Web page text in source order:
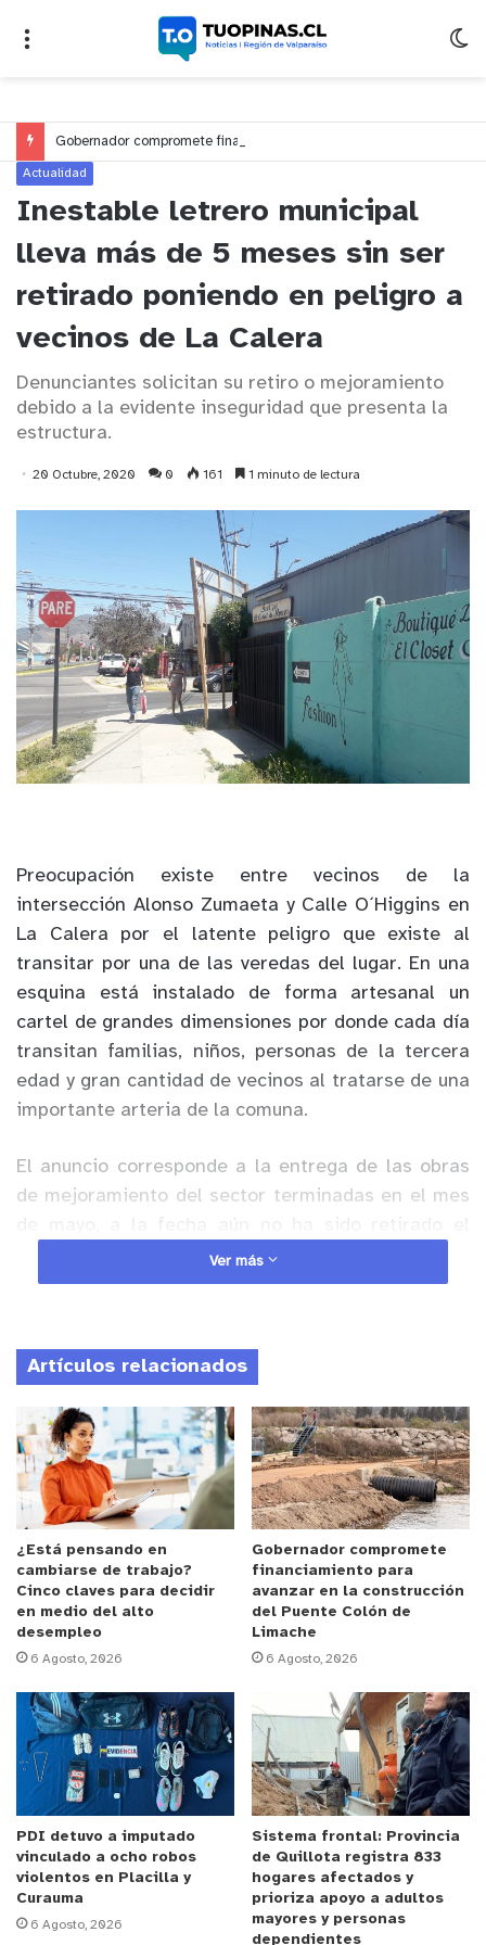
Actualidad
Inestable letrero municipal
lleva más de 5 meses sin ser
retirado poniendo en peligro a
vecinos de La Calera
Denunciantes solicitan su retiro o mejoramiento
debido a la evidente inseguridad que presenta la
estructura.
20 Octubre, 2020 0 161 1 minuto de lectura
Preocupación existe entre vecinos de la
intersección Alonso Zumaeta y Calle O´Higgins en
La Calera por el latente peligro que existe al
transitar por una de las veredas del lugar. En una
esquina está instalado de forma artesanal un
cartel de grandes dimensiones por donde cada día
transitan familias, niños, personas de la tercera
edad y gran cantidad de vecinos al tratarse de una
importante arteria de la comuna.
El anuncio corresponde a la entrega de las obras
de mejoramiento del sector terminadas en el mes
cartel municipal, transformándose en un verdadero
peligro para los cientos de caleranos que caminan
los fuertes vientos o el deterioro del material
podrían provocar un lamentable accidente.
Anuncio Patrocinado
“Estamos preocupados porque hace varios meses
ese letrero no ha sido retirado y cada día se ve
más inestable. Nosotros transitamos todos los
días por aquí con nuestros hijos y en cualquier
momento se puede caer. No entendemos cual es el
sentido de dejarlo instalado, y aparte que se ve
bastante inseguro para todos”, expresó una vecina
del sector mientras esperaba locomoción colectiva
justo debajo del letrero.
Por otra parte los vecinos han expresado la
urgencia de su retiro por el peligro latente que
existe. “Se supone que cada vez que terminan una
obra tienen que ser retirados estos carteles. Es
complicado porque últimamente ha habido viento
bien fuerte y es peligroso para cualquier persona
Ver más
Artículos relacionados
¿Está pensando en
cambiarse de trabajo?
Cinco claves para decidir
en medio del alto
desempleo
6 Agosto, 2026
Gobernador compromete
financiamiento para
avanzar en la construcción
del Puente Colón de
Limache
6 Agosto, 2026
PDI detuvo a imputado
vinculado a ocho robos
violentos en Placilla y
Curauma
6 Agosto, 2026
Sistema frontal: Provincia
de Quillota registra 833
hogares afectados y
prioriza apoyo a adultos
mayores y personas
dependientes